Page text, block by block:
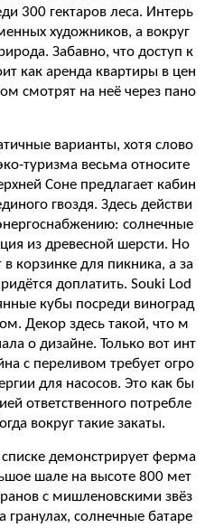
300 гектаров леса. Интерь
художников, а вокруг
Забавно, что доступ к
как аренда квартиры в цен
смотрят на неё через пано
варианты, хотя слово
туризма весьма относите
Соне предлагает кабин
гвоздя. Здесь действи
солнечные
из древесной шерсти. Но
корзинке для пикника, а за
доплатить. Souki Lod
кубы посреди виноград
Декор здесь такой, что м
о дизайне. Только вот инт
с переливом требует огро
для насосов. Это как бы
ответственного потребле
вокруг такие закаты.
демонстрирует ферма
шале на высоте 800 мет
с мишленовскими звёз
солнечные батаре